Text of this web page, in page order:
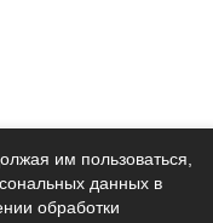
им пользоваться,
данных в
обработки